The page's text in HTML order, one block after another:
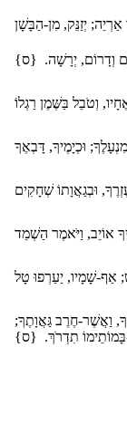
וְדָרוֹם, יְרָשָׁה. {ס}
וַאֲשֶׁר-חֶרֶב גַּאֲוָתֶךָ;
בָּמוֹתֵימוֹ תִדְרֹךְ. {ס}